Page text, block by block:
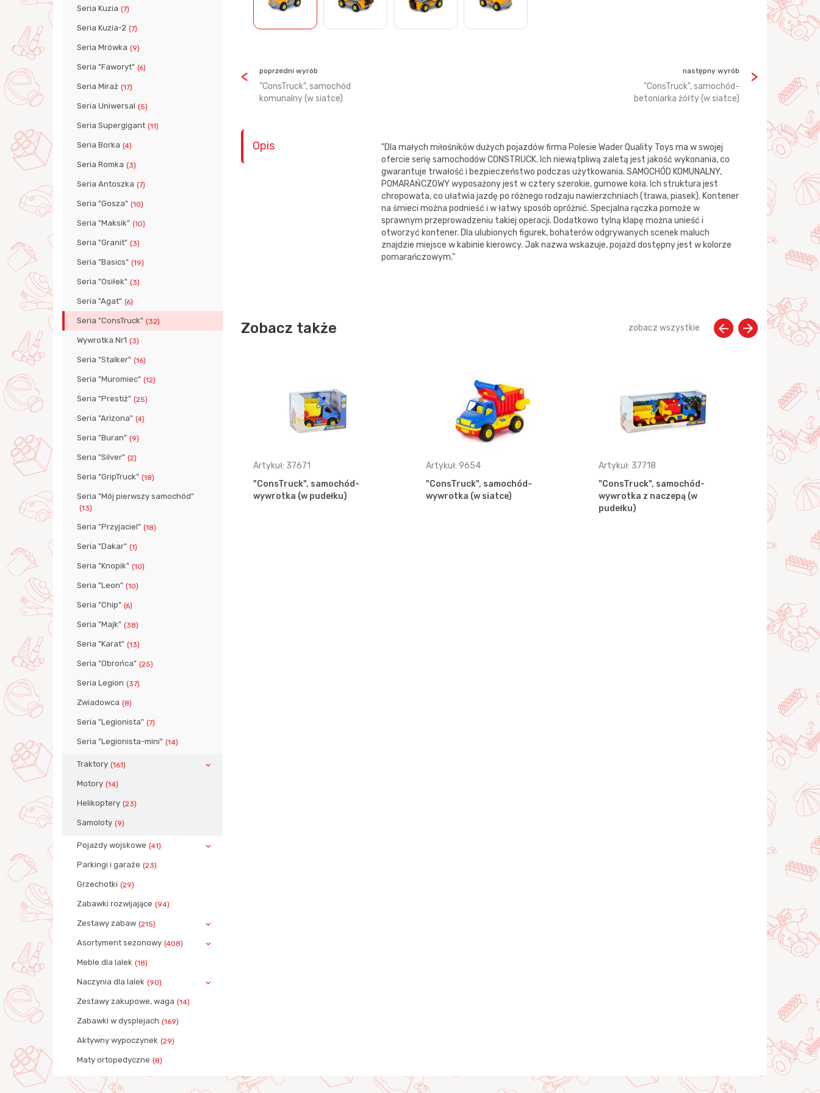
Seria Kuzia (7)
Seria Kuzia-2 (7)
Seria Mrówka (9)
Seria "Faworyt" (6)
Seria Miraż (17)
Seria Uniwersal (5)
Seria Supergigant (11)
Seria Borka (4)
Seria Romka (3)
Seria Antoszka (7)
Seria "Gosza" (10)
Seria "Maksik" (10)
Seria "Granit" (3)
Seria "Basics" (19)
Seria "Osiłek" (3)
Seria "Agat" (6)
Seria "ConsTruck" (32)
Wywrotka Nr1 (3)
Seria "Stalker" (16)
Seria "Muromiec" (12)
Seria "Prestiż" (25)
Seria "Arizona" (4)
Seria "Buran" (9)
Seria "Silver" (2)
Seria "GripTruck" (18)
Seria "Mój pierwszy samochód"
(13)
Seria "Przyjaciel" (18)
Seria "Dakar" (1)
Seria "Knopik" (10)
Seria "Leon" (10)
Seria "Chip" (6)
Seria "Majk" (38)
Seria "Karat" (13)
Seria "Obrońca" (25)
Seria Legion (37)
Zwiadowca (8)
Seria "Legionista" (7)
Seria "Legionista-mini" (14)
Traktory (161)
Motory (14)
Helikoptery (23)
Samoloty (9)
Pojazdy wojskowe (41)
Parkingi i garaże (23)
Grzechotki (29)
Zabawki rozwijające (94)
Zestawy zabaw (215)
Asortyment sezonowy (408)
Meble dla lalek (18)
Naczynia dla lalek (90)
Zestawy zakupowe, waga (14)
Zabawki w dysplejach (169)
Aktywny wypoczynek (29)
Maty ortopedyczne (8)
poprzedni wyrób
"ConsTruck", samochód
komunalny (w siatce)
następny wyrób
"ConsTruck", samochód-
betoniarka żółty (w siatce)
Opis
"Dla małych miłośników dużych pojazdów firma Polesie Wader Quality Toys ma w swojej
ofercie serię samochodów CONSTRUCK. Ich niewątpliwą zaletą jest jakość wykonania, co
gwarantuje trwałość i bezpieczeństwo podczas użytkowania. SAMOCHÓD KOMUNALNY,
POMARAŃCZOWY wyposażony jest w cztery szerokie, gumowe koła. Ich struktura jest
chropowata, co ułatwia jazdę po różnego rodzaju nawierzchniach (trawa, piasek). Kontener
na śmieci można podnieść i w łatwy sposób opróżnić. Specjalna rączka pomoże w
sprawnym przeprowadzeniu takiej operacji. Dodatkowo tylną klapę można unieść i
otworzyć kontener. Dla ulubionych figurek, bohaterów odgrywanych scenek maluch
znajdzie miejsce w kabinie kierowcy. Jak nazwa wskazuje, pojazd dostępny jest w kolorze
pomarańczowym."
Zobacz także zobacz wszystkie
"ConsTruck", trójosiowy
samochód-wywrotka (w
pudełku)
Artykuł: 37671
"ConsTruck", samochód-
wywrotka (w pudełku)
Artykuł: 9654
"ConsTruck", samochód-
wywrotka (w siatce)
Artykuł: 37718
"ConsTruck", samochód-
wywrotka z naczepą (w
pudełku)
Artykuł:
betoniarka